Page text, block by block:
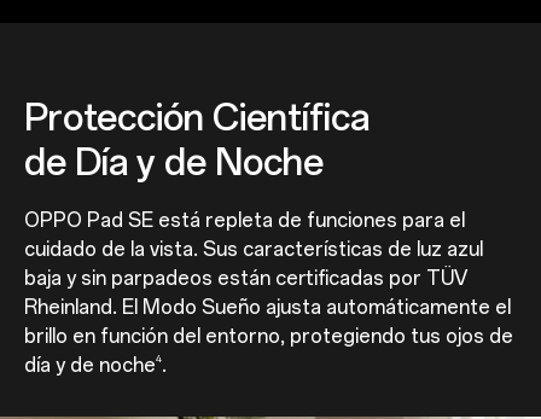
Protección Científica
de Día y de Noche
OPPO Pad SE está repleta de funciones para el
cuidado de la vista. Sus características de luz azul
baja y sin parpadeos están certificadas por TÜV
Rheinland. El Modo Sueño ajusta automáticamente el
brillo en función del entorno, protegiendo tus ojos de
día y de noche4.